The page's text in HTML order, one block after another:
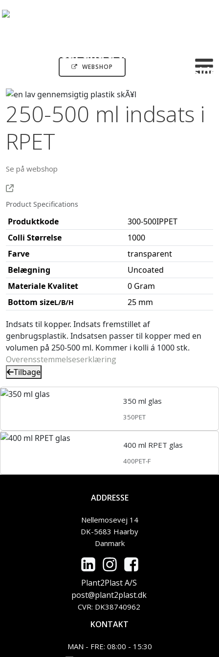
WEBSHOP
250-500 ml indsats i
RPET
Se på webshop
Product Specifications
Produktkode
300-500IPPET
Colli Størrelse
1000
Farve
transparent
Belægning
Uncoated
Materiale Kvalitet
0 Gram
Bottom sizeL/B/H 25 mm
Indsats til kopper. Indsats fremstillet af
genbrugsplastik. Indsatsen passer til kopper med en
volumen på 250-500 ml. Kommer i kolli á 1000 stk.
Overensstemmelseserklæring
Tilbage
350 ml glas
350PET
400 ml RPET glas
400PET-F
ADDRESSE
Nellemosevej 14
DK-5683 Haarby
Danmark
Plant2Plast A/S
post@plant2plast.dk
CVR: DK38740962
KONTAKT
MAN - FRE: 08:00 - 15:30